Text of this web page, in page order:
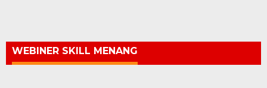
WEBINER SKILL MENANG